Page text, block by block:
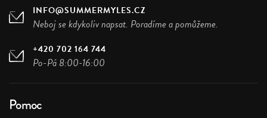
INFO@SUMMERMYLES.CZ
Neboj se kdykoliv napsat. Poradíme a pomůžeme.
+420 702 164 744
Po-Pá 8:00-16:00
Pomoc